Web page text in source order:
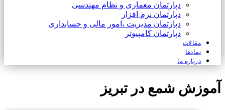
دپارتمان معماری و نظام مهندسی
دپارتمان نرم افزار
دپارتمان مدیریت ،امور مالی و حسابداری
دپارتمان کامپیوتر
مقالات
نمادها
درباره ما
آموزش شمع در تبریز